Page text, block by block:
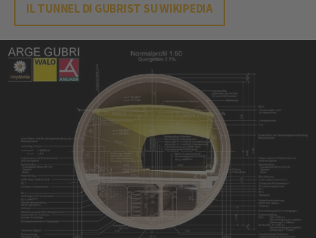
IL TUNNEL DI GUBRIST SU WIKIPEDIA